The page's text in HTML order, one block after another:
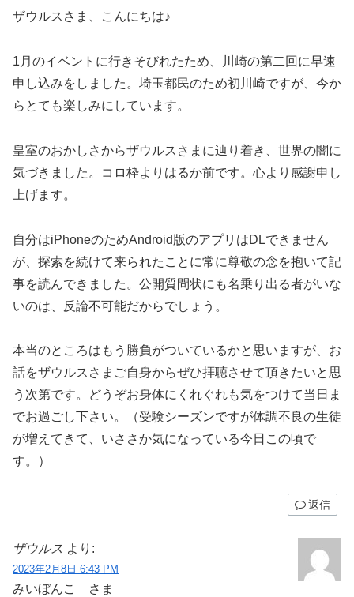
ザウルスさま、こんにちは♪
1月のイベントに行きそびれたため、川崎の第二回に早速
申し込みをしました。埼玉都民のため初川崎ですが、今か
らとても楽しみにしています。
皇室のおかしさからザウルスさまに辿り着き、世界の闇に
気づきました。コロ枠よりはるか前です。心より感謝申し
上げます。
自分はiPhoneのためAndroid版のアプリはDLできません
が、探索を続けて来られたことに常に尊敬の念を抱いて記
事を読んできました。公開質問状にも名乗り出る者がいな
いのは、反論不可能だからでしょう。
本当のところはもう勝負がついているかと思いますが、お
話をザウルスさまご自身からぜひ拝聴させて頂きたいと思
う次第です。どうぞお身体にくれぐれも気をつけて当日ま
でお過ごし下さい。（受験シーズンですが体調不良の生徒
が増えてきて、いささか気になっている今日この頃で
す。）
返信
ザウルス より:
2023年2月8日 6:43 PM
みいぼんこ さま